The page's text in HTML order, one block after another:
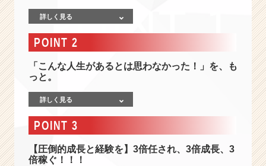
0
万
円！》
誰
も
負
詳しく見る
POINT 2
「こんな人生があるとは思わなかった！」を、も
っと。
詳しく見る
POINT 3
【圧倒的成長と経験を】3倍任され、3倍成長、3
倍稼ぐ！！！